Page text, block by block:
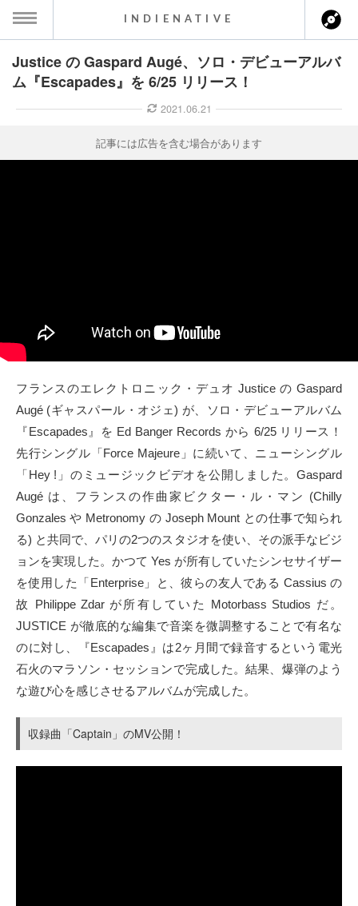
MENU
ト
クト
SOCIAL
Twitter
Facebook
instagram
Tumblr
Soundcloud
to indienative
INDIENATIVE
Justice の Gaspard Augé、ソロ・デビューアルバ
ム『Escapades』を 6/25 リリース！
2021.06.21
記事には広告を含む場合があります
フランスのエレクトロニック・デュオ Justice の Gaspard
Augé (ギャスパール・オジェ) が、ソロ・デビューアルバム
『Escapades』を Ed Banger Records から 6/25 リリース！
先行シングル「Force Majeure」に続いて、ニューシングル
「Hey !」のミュージックビデオを公開しました。Gaspard
Augé は、フランスの作曲家ビクター・ル・マン (Chilly
Gonzales や Metronomy の Joseph Mount との仕事で知られ
る) と共同で、パリの2つのスタジオを使い、その派手なビジ
ョンを実現した。かつて Yes が所有していたシンセサイザー
を使用した「Enterprise」と、彼らの友人である Cassius の
故 Philippe Zdar が所有していた Motorbass Studios だ。
JUSTICE が徹底的な編集で音楽を微調整することで有名な
のに対し、『Escapades』は2ヶ月間で録音するという電光
石火のマラソン・セッションで完成した。結果、爆弾のよう
な遊び心を感じさせるアルバムが完成した。
収録曲「Captain」のMV公開！